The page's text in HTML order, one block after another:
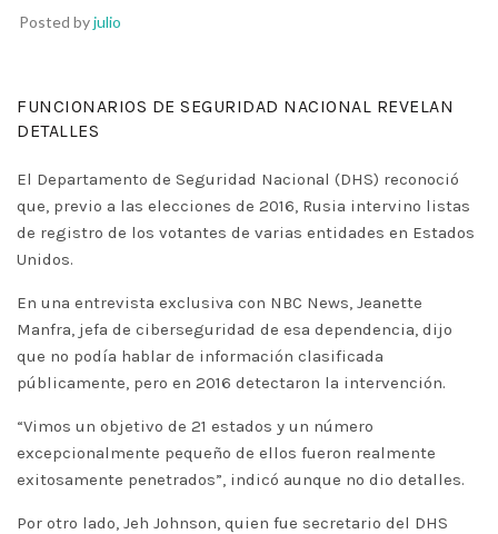
Posted byjulio
FUNCIONARIOS DE SEGURIDAD NACIONAL REVELAN
DETALLES
El Departamento de Seguridad Nacional (DHS) reconoció
que, previo a las elecciones de 2016, Rusia intervino listas
de registro de los votantes de varias entidades en Estados
Unidos.
En una entrevista exclusiva con NBC News, Jeanette
Manfra, jefa de ciberseguridad de esa dependencia, dijo
que no podía hablar de información clasificada
públicamente, pero en 2016 detectaron la intervención.
“Vimos un objetivo de 21 estados y un número
excepcionalmente pequeño de ellos fueron realmente
exitosamente penetrados”, indicó aunque no dio detalles.
Por otro lado, Jeh Johnson, quien fue secretario del DHS